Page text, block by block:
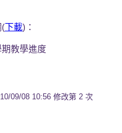
(下載)：
教學進度
09/08 10:56 修改第 2 次